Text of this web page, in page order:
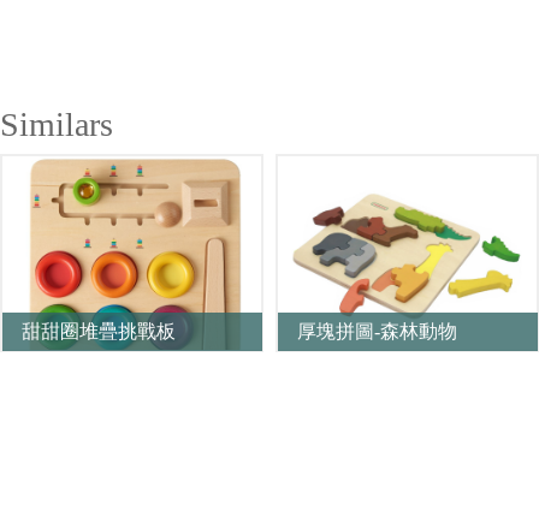
Similars
甜甜圈堆疊挑戰板 厚塊拼圖-森林動物